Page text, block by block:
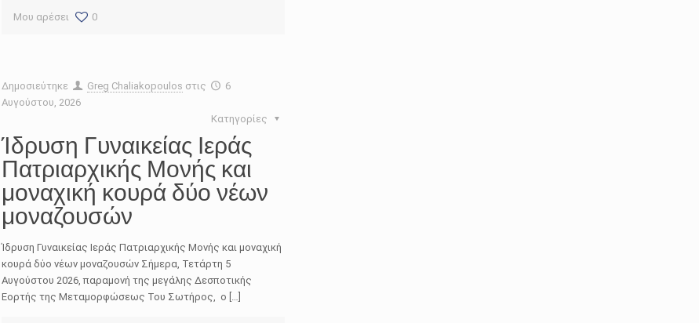
Μου αρέσει 0
Δημοσιεύτηκε Greg Chaliakopoulos στις
6
Αυγούστου, 2026
Κατηγορίες
Ίδρυση Γυναικείας Ιεράς
Πατριαρχικής Μονής και
μοναχική κουρά δύο νέων
μοναζουσών
Ίδρυση Γυναικείας Ιεράς Πατριαρχικής Μονής και μοναχική
κουρά δύο νέων μοναζουσών Σήμερα, Τετάρτη 5
Αυγούστου 2026, παραμονή της μεγάλης Δεσποτικής
Εορτής της Μεταμορφώσεως Του Σωτήρος, ο […]